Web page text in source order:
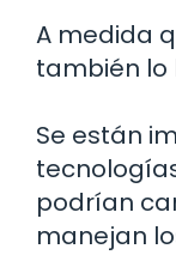
A medida
también lo
Se están
podrían
manejan